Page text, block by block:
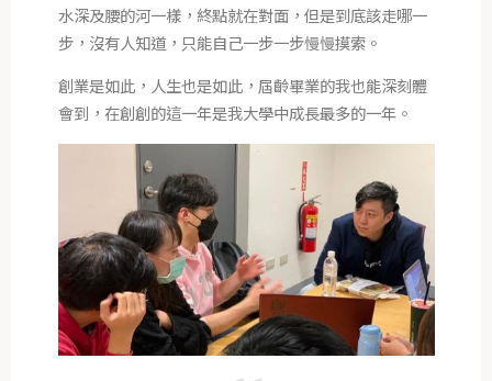
水深及腰的河一樣，終點就在對面，但是到底該走哪一
步，沒有人知道，只能自己一步一步慢慢摸索。
創業是如此，人生也是如此，屆齡畢業的我也能深刻體
會到，在創創的這一年是我大學中成長最多的一年。